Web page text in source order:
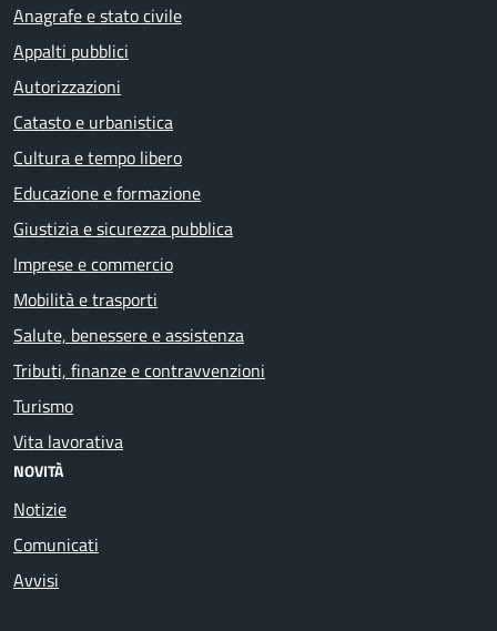
Anagrafe e stato civile
Appalti pubblici
Autorizzazioni
Catasto e urbanistica
Cultura e tempo libero
Educazione e formazione
Giustizia e sicurezza pubblica
Imprese e commercio
Mobilità e trasporti
Salute, benessere e assistenza
Tributi, finanze e contravvenzioni
Turismo
Vita lavorativa
NOVITÀ
Notizie
Comunicati
Avvisi